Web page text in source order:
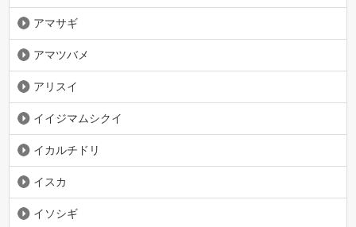
アマサギ
アマツバメ
アリスイ
イイジマムシクイ
イカルチドリ
イスカ
イソシギ